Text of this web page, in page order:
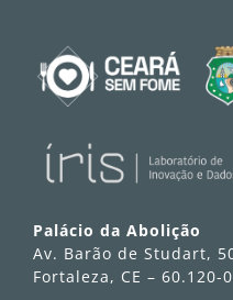
Palácio da Abolição
Av. Barão de Studart,
Fortaleza, CE – 60.120-